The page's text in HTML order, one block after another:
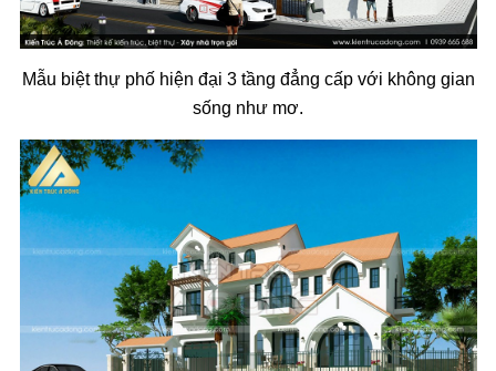
Mẫu biệt thự phố hiện đại 3 tầng đẳng cấp với không gian
sống như mơ.